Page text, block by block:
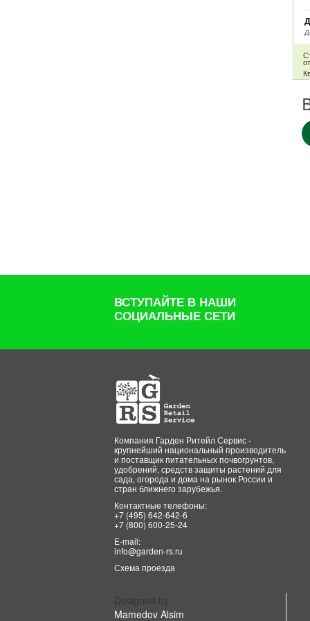
GREEN APPLE
Буйские удобрения
Баркинвуд
Альтернатива
РАДИАН
Гарден Ритейл Сервис
Протэкт
Латина
Ярмарка Тверь
Эви
Файбер Фэмили
Велес
Семко
Cellfast
Август
Ортон
ВСТУПАЙТЕ В НАШИ
СОЦИАЛЬНЫЕ СЕТИ
Компания Гарден Ритейл Сервис -
крупнейший национальный производитель
и поставщик питательных почвогрунтов,
удобрений, средств защиты растений для
сада, огорода и дома на рынок России и
стран ближнего зарубежья.
Контактные телефоны:
+7 (495) 642-642-6
+7 (800) 600-25-24
E-mail:
info@garden-rs.ru
Схема проезда
Designed by
Mamedov Alsim